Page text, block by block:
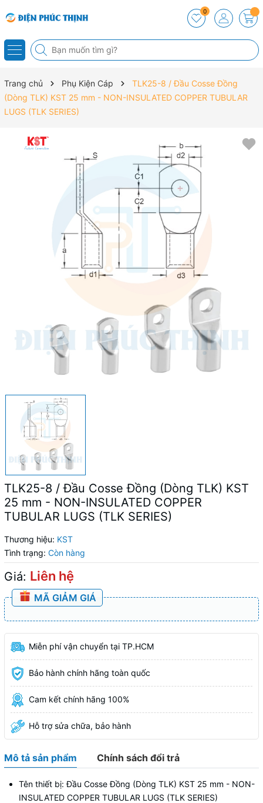
0
Trang chủ Phụ Kiện Cáp
TLK25-8 / Đầu Cosse Đồng
(Dòng TLK) KST 25 mm - NON-INSULATED COPPER TUBULAR
LUGS (TLK SERIES)
TLK25-8 / Đầu Cosse Đồng (Dòng TLK) KST
25 mm - NON-INSULATED COPPER
TUBULAR LUGS (TLK SERIES)
Thương hiệu: KST
Tình trạng: Còn hàng
Giá: Liên hệ
MÃ GIẢM GIÁ
Miễn phí vận chuyển tại TP.HCM
Bảo hành chính hãng toàn quốc
Cam kết chính hãng 100%
Hỗ trợ sửa chữa, bảo hành
Mô tả sản phẩm Chính sách đổi trả
Tên thiết bị: Đầu Cosse Đồng (Dòng TLK) KST 25 mm - NON-
INSULATED COPPER TUBULAR LUGS (TLK SERIES)